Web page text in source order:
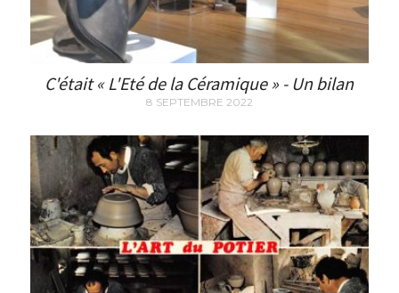
C'était « L'Eté de la Céramique » - Un bilan
8 SEPTEMBRE 2022